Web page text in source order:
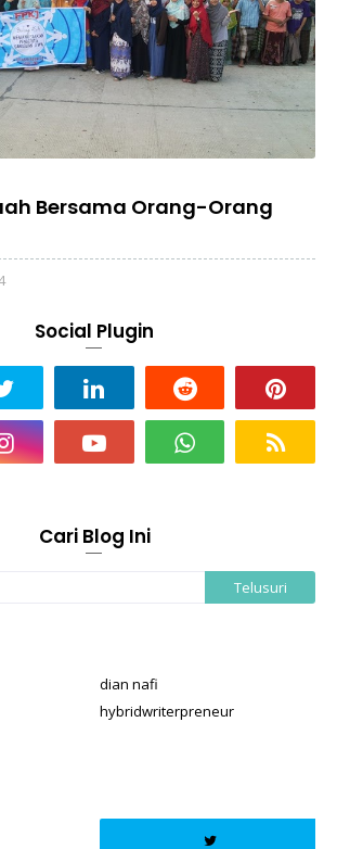
Bersama Orang-Orang
Social Plugin
Cari Blog Ini
dian nafi
hybridwriterpreneur